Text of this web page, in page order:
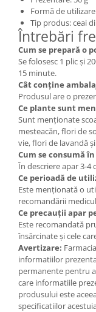
Formă de
Tip produs: ceai
Întrebări
Cum se prepară o
Se folosesc 1 plic și
15 minute.
Cât conține
Produsul are o
Ce plante sunt
Sunt menționate
mesteacăn, flori de
vie, flori de lavandă
Cum se consumă
În descriere apar 3-4
Ce perioadă de
Este menționată o
recomandării
Ce precauții apar
Este recomandată
însărcinate și cele
Avertizare:
informatiilor
permanente pentru
care informatiile
produsului este
specificatiilor